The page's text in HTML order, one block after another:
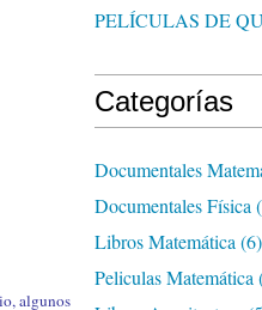
algunos
PELÍCULAS DE
Categorías
Documentales
Documentales Física
Libros Matemática (6)
Peliculas Matemática